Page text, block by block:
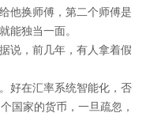
他换师傅，第二个师傅是
能独当一面。
，前几年，有人拿着假
在汇率系统智能化，否
国家的货币，一旦疏忽，